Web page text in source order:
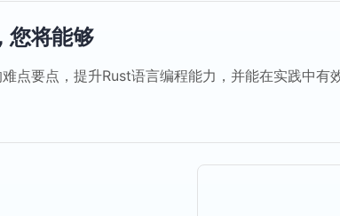
您将能够
点要点，提升Rust语言编程能力，并能在实践中有